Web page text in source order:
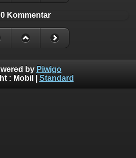
0 Kommentar
by Piwigo
: Mobil Standard